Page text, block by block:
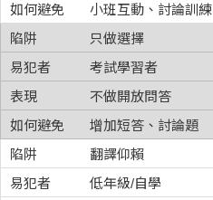
小班互動、討論訓練
只做選擇
考試學習者
不做開放問答
增加短答、討論題
翻譯仰賴
低年級/自學